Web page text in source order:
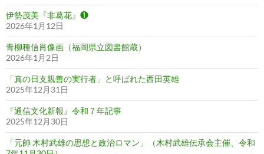
伊勢茂美『非葛花』❶
2026年1月12日
青柳種信肖像画（福岡県立図書館蔵）
2026年1月2日
「真の日支親善の実行者」と呼ばれた西田英雄
2025年12月31日
『通信文化新報』令和７年記事
2025年12月30日
「元帥 木村武雄の思想と政治ロマン」（木村武雄伝承会主催、令和